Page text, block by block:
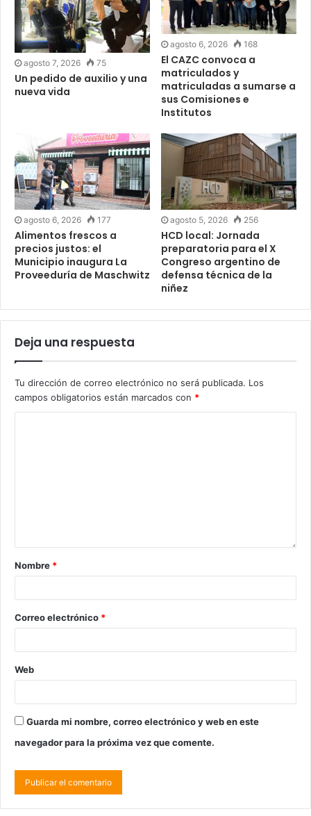
agosto 7, 2026 75
Un pedido de auxilio y una
nueva vida
agosto 6, 2026 168
El CAZC convoca a
matriculados y
matriculadas a sumarse a
sus Comisiones e
Institutos
agosto 6, 2026 177
Alimentos frescos a
precios justos: el
Municipio inaugura La
Proveeduría de Maschwitz
agosto 5, 2026 256
HCD local: Jornada
preparatoria para el X
Congreso argentino de
defensa técnica de la
niñez
Deja una respuesta
Tu dirección de correo electrónico no será publicada. Los
campos obligatorios están marcados con *
Nombre *
Correo electrónico *
Web
Guarda mi nombre, correo electrónico y web en este
navegador para la próxima vez que comente.